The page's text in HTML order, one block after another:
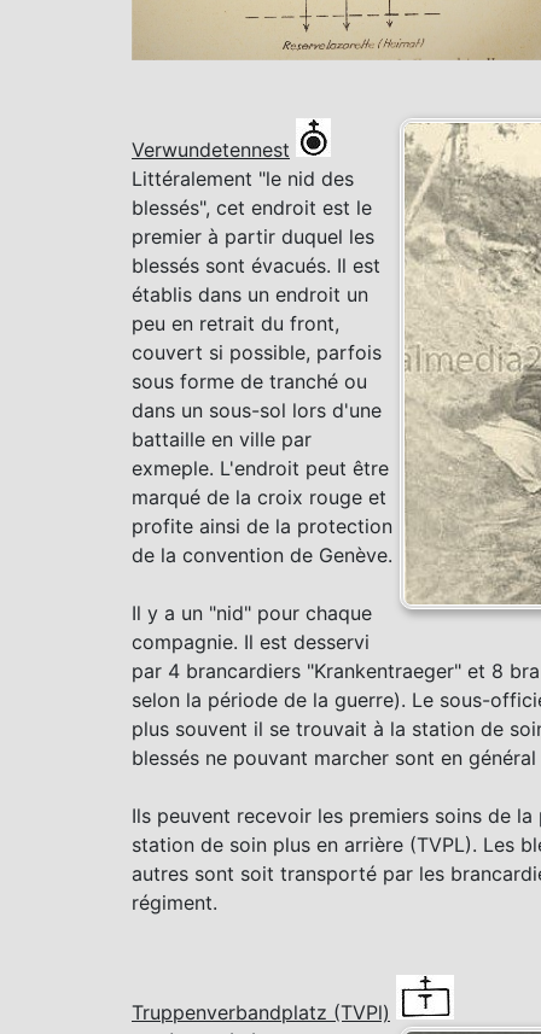
Verwundetennest
Littéralement "le nid des
blessés", cet endroit est le
premier à partir duquel les
blessés sont évacués. Il est
établis dans un endroit un
peu en retrait du front,
couvert si possible, parfois
sous forme de tranché ou
dans un sous-sol lors d'une
battaille en ville par
exmeple. L'endroit peut être
marqué de la croix rouge et
profite ainsi de la protection
de la convention de Genève.
Il y a un "nid" pour chaque
compagnie. Il est desservi
par 4 brancardiers "Krankentraeger" et 8
selon la période de la guerre). Le sous-
plus souvent il se trouvait à la station de
blessés ne pouvant marcher sont en
Ils peuvent recevoir les premiers soins de
station de soin plus en arrière (TVPL). Les
autres sont soit transporté par les
régiment.
Truppenverbandplatz (TVPl)